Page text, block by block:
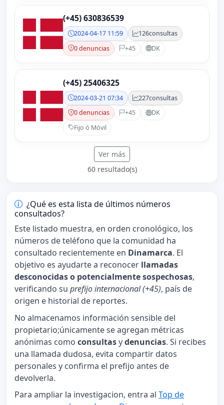
(+45) 630836539
2024-04-17 11:59 126consultas
0 denuncias
+45 DK
(+45) 25406325
2024-03-21 07:34 227consultas
0 denuncias
+45
DK
Fijo ó Móvil
Ver más
60 resultado(s)
¿Qué es esta lista de últimos números
consultados?
Este listado muestra, en orden cronológico, los
números de teléfono que la comunidad ha
consultado recientemente en Dinamarca. El
objetivo es ayudarte a reconocer llamadas
desconocidas o potencialmente sospechosas,
verificando su prefijo internacional (+45), país de
origen e historial de reportes.
No almacenamos información sensible del
propietario;únicamente se agregan métricas
anónimas como consultasydenuncias. Si recibes
una llamada dudosa, evita compartir datos
personales y confirma el prefijo antes de
devolverla.
Para ampliar la investigacion, entra al Top de